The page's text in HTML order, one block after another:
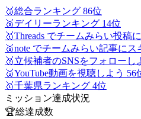
🥉総合ランキング 86位
🥈デイリーランキング 14位
🥇Threads でチームみらい投稿
🥈note でチームみらい記事に
🥈立候補者のSNSをフォローし
🥉YouTube動画を視聴しよう 56
🥇千葉県ランキング 4位
ミッション達成状況
🏆総達成数